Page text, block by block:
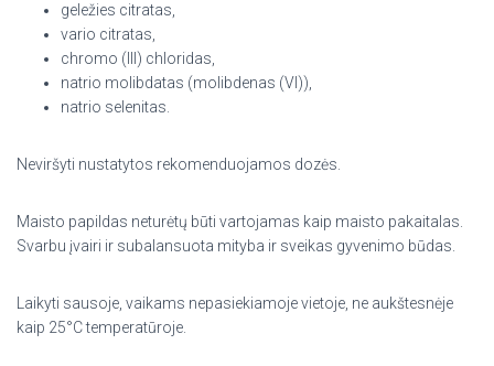
geležies citratas,
vario citratas,
chromo (III) chloridas,
natrio molibdatas (molibdenas (VI)),
natrio selenitas.
Neviršyti nustatytos rekomenduojamos dozės.
Maisto papildas neturėtų būti vartojamas kaip maisto pakaitalas.
Svarbu įvairi ir subalansuota mityba ir sveikas gyvenimo būdas.
Laikyti sausoje, vaikams nepasiekiamoje vietoje, ne aukštesnėje
kaip 25°C temperatūroje.